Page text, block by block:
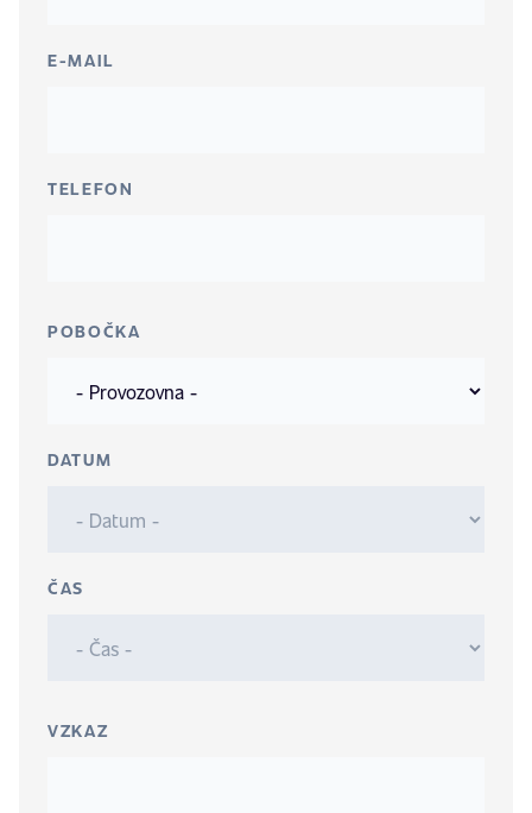
E-MAIL
TELEFON
POBOČKA
DATUM
ČAS
VZKAZ